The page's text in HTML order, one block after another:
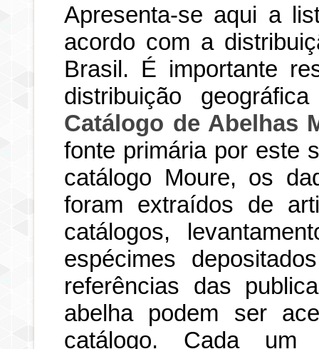
Apresenta-se aqui a
acordo com a
Brasil. É importante
distribuição
Catálogo de Abelhas
fonte primária por este
catálogo Moure, os
foram extraídos de
catálogos,
espécimes
referências das
abelha podem ser
catálogo. Cada